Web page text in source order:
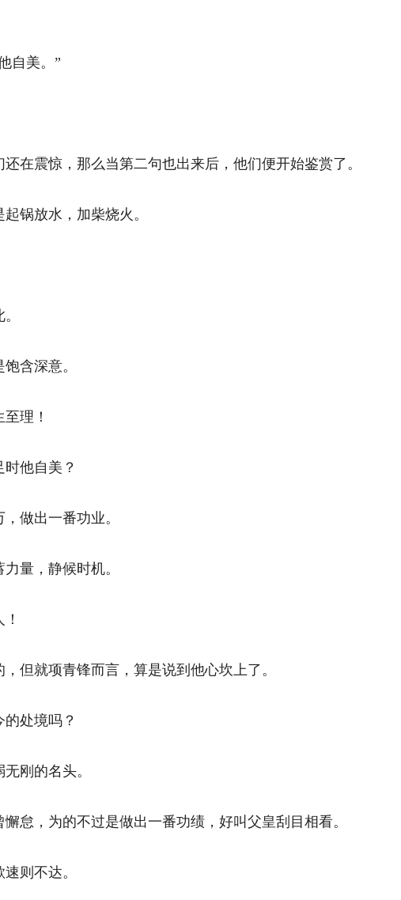
自美。”
在震惊，那么当第二句也出来后，他们便开始鉴赏了。
锅放水，加柴烧火。
含深意。
理！
他自美？
做出一番功业。
量，静候时机。
但就项青锋而言，算是说到他心坎上了。
处境吗？
刚的名头。
怠，为的不过是做出一番功绩，好叫父皇刮目相看。
则不达。